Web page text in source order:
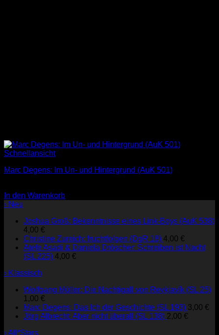
Schnellansicht
Marc Degens: Im Un- und Hintergrund (AuK 501)
In den Warenkorb
› Neu
Joshua Groß: Bekenntnisse eines Link-Boys (AuK 538)
4,00 €
Christine Zureich: fruchtfolgen (DgR 18) 4,00 €
Atefe Asadi & Daniela Dröscher: Schreiben ist Nacht
(SL 225) 4,00 €
› Klassisch
Wolfgang Müller: Die Nachtigall von Reykjavík (SL 25)
1,00 €
Marc Degens: Das Ich der Geschichte (SL 193) 3,00 €
Jörg Albrecht: Aber nicht überall (SL 138) 2,00 €
› All*Stars